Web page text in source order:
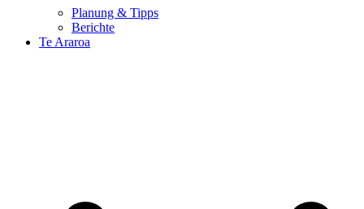
Planung & Tipps
Berichte
Te Araroa